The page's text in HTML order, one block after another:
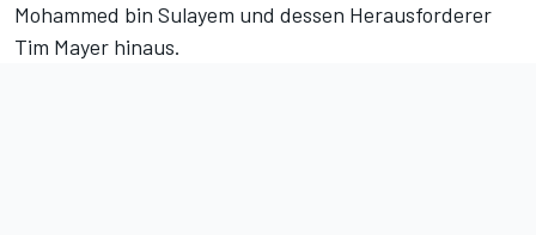
Mohammed bin Sulayem und dessen Herausforderer
Tim Mayer hinaus.